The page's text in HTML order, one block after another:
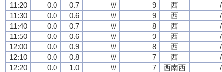
11:20
0.0 0.7 /// 9 西
11:30
0.0 0.6 /// 9 西
11:40
0.0 0.7 /// 8 西
11:50
0.0 0.6 /// 9 西
12:00
0.0 0.9 /// 8 西
12:10
0.0 0.8 /// 7 西
12:20
0.0 1.0 /// 7 西南西